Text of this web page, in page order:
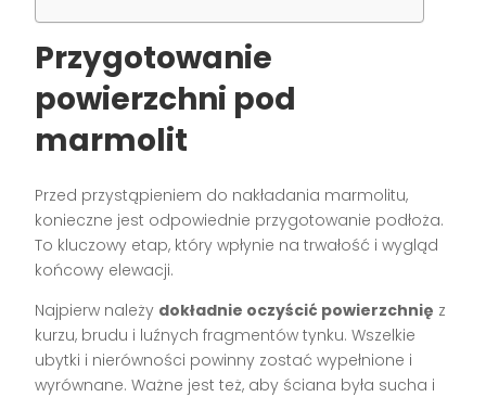
Przygotowanie
powierzchni pod
marmolit
Przed przystąpieniem do nakładania marmolitu,
konieczne jest odpowiednie przygotowanie podłoża.
To kluczowy etap, który wpłynie na trwałość i wygląd
końcowy elewacji.
Najpierw należy dokładnie oczyścić powierzchnię z
kurzu, brudu i luźnych fragmentów tynku. Wszelkie
ubytki i nierówności powinny zostać wypełnione i
wyrównane. Ważne jest też, aby ściana była sucha i